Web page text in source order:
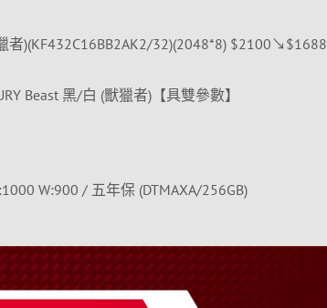
者)(KF432C16BB2AK2/32)(2048*8) $2100↘$1688
Beast 黑/白 (獸獵者)【具雙參數】
W:900 / 五年保 (DTMAXA/256GB)